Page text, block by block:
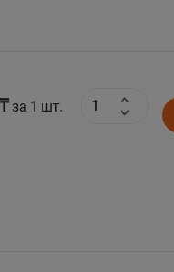
за 1 шт.